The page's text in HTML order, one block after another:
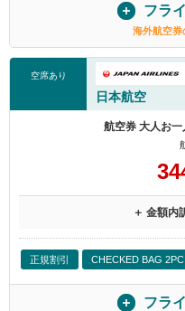
フラ
海外航空券
空席あり
日本航空
航空券 大人お一
＋ 金額内
正規割引 CHECKED BAG
フラ